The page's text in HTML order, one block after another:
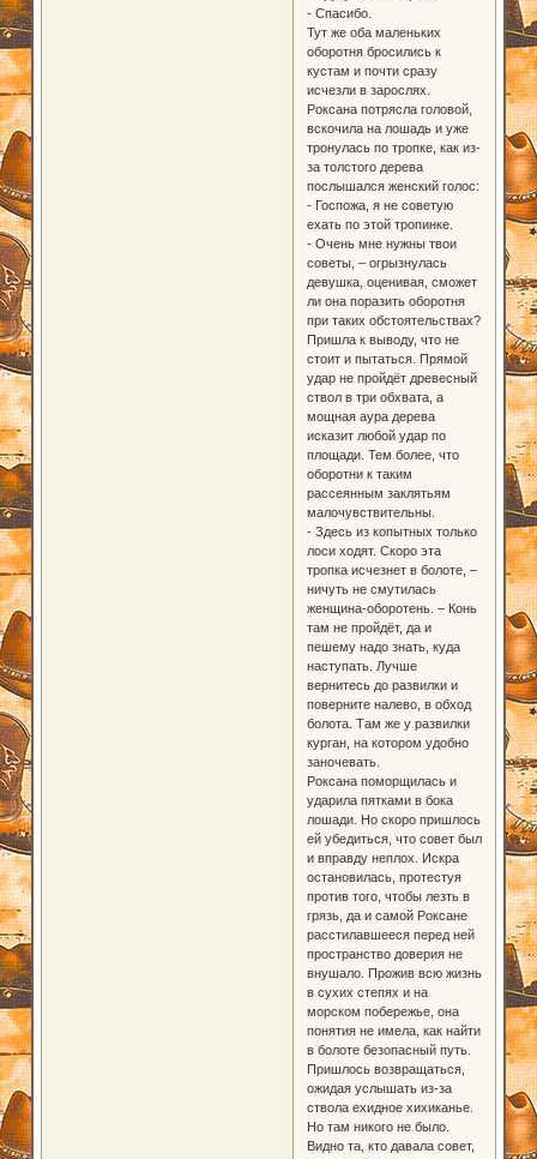
- Спасибо.
Тут же оба маленьких
оборотня бросились к
кустам и почти сразу
исчезли в зарослях.
Роксана потрясла головой,
вскочила на лошадь и уже
тронулась по тропке, как из-
за толстого дерева
послышался женский голос:
- Госпожа, я не советую
ехать по этой тропинке.
- Очень мне нужны твои
советы, – огрызнулась
девушка, оценивая, сможет
ли она поразить оборотня
при таких обстоятельствах?
Пришла к выводу, что не
стоит и пытаться. Прямой
удар не пройдёт древесный
ствол в три обхвата, а
мощная аура дерева
исказит любой удар по
площади. Тем более, что
оборотни к таким
рассеянным заклятьям
малочувствительны.
- Здесь из копытных только
лоси ходят. Скоро эта
тропка исчезнет в болоте, –
ничуть не смутилась
женщина-оборотень. – Конь
там не пройдёт, да и
пешему надо знать, куда
наступать. Лучше
вернитесь до развилки и
поверните налево, в обход
болота. Там же у развилки
курган, на котором удобно
заночевать.
Роксана поморщилась и
ударила пятками в бока
лошади. Но скоро пришлось
ей убедиться, что совет был
и вправду неплох. Искра
остановилась, протестуя
против того, чтобы лезть в
грязь, да и самой Роксане
расстилавшееся перед ней
пространство доверия не
внушало. Прожив всю жизнь
в сухих степях и на
морском побережье, она
понятия не имела, как найти
в болоте безопасный путь.
Пришлось возвращаться,
ожидая услышать из-за
ствола ехидное хихиканье.
Но там никого не было.
Видно та, кто давала совет,